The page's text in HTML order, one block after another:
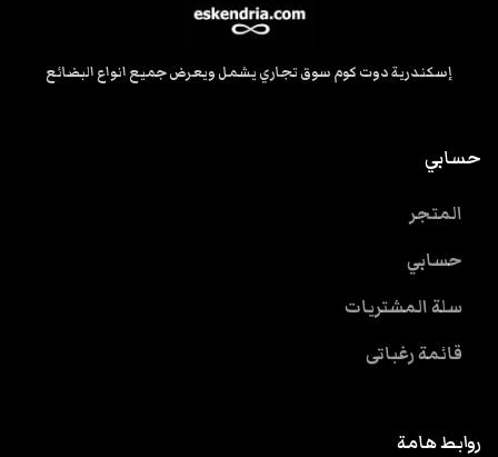
إسكندرية دوت كوم سوق تجاري يشمل ويعرض جميع انواع البضائع
حسابي
المتجر
حسابي
سلة المشتريات
قائمة رغباتى
روابط هامة